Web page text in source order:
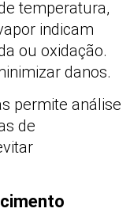
temperatura,
indicam
ou oxidação.
danos.
permite análise
de